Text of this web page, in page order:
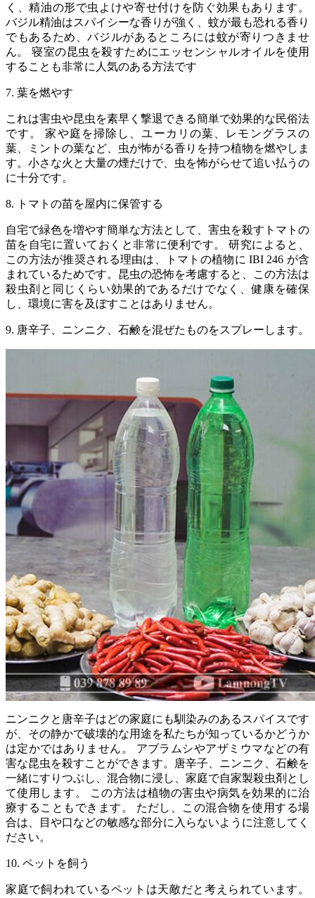
く、精油の形で虫よけや寄せ付けを防ぐ効果もあります。
バジル精油はスパイシーな香りが強く、蚊が最も恐れる香り
でもあるため、バジルがあるところには蚊が寄りつきませ
ん。 寝室の昆虫を殺すためにエッセンシャルオイルを使用
することも非常に人気のある方法です
7. 葉を燃やす
これは害虫や昆虫を素早く撃退できる簡単で効果的な民俗法
です。 家や庭を掃除し、ユーカリの葉、レモングラスの
葉、ミントの葉など、虫が怖がる香りを持つ植物を燃やしま
す。小さな火と大量の煙だけで、虫を怖がらせて追い払うの
に十分です。
8. トマトの苗を屋内に保管する
自宅で緑色を増やす簡単な方法として、害虫を殺すトマトの
苗を自宅に置いておくと非常に便利です。 研究によると、
この方法が推奨される理由は、トマトの植物に IBI 246 が含
まれているためです。昆虫の恐怖を考慮すると、この方法は
殺虫剤と同じくらい効果的であるだけでなく、健康を確保
し、環境に害を及ぼすことはありません。
9. 唐辛子、ニンニク、石鹸を混ぜたものをスプレーします。
ニンニクと唐辛子はどの家庭にも馴染みのあるスパイスです
が、その静かで破壊的な用途を私たちが知っているかどうか
は定かではありません。 アブラムシやアザミウマなどの有
害な昆虫を殺すことができます。唐辛子、ニンニク、石鹸を
一緒にすりつぶし、混合物に浸し、家庭で自家製殺虫剤とし
て使用します。 この方法は植物の害虫や病気を効果的に治
療することもできます。 ただし、この混合物を使用する場
合は、目や口などの敏感な部分に入らないように注意してく
ださい。
10. ペットを飼う
家庭で飼われているペットは天敵だと考えられています。